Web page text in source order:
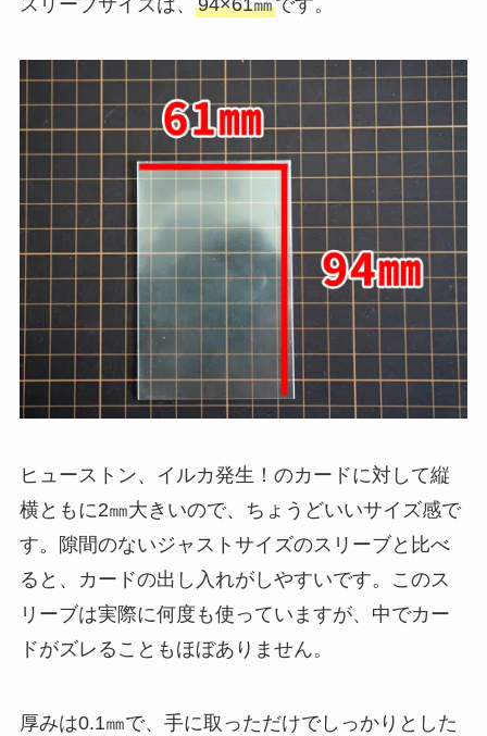
ヒューストン、イルカ発生！のカードに対して縦
横ともに2㎜大きいので、ちょうどいいサイズ感で
す。隙間のないジャストサイズのスリーブと比べ
ると、カードの出し入れがしやすいです。このス
リーブは実際に何度も使っていますが、中でカー
ドがズレることもほぼありません。
厚みは0.1㎜で、手に取っただけでしっかりとした